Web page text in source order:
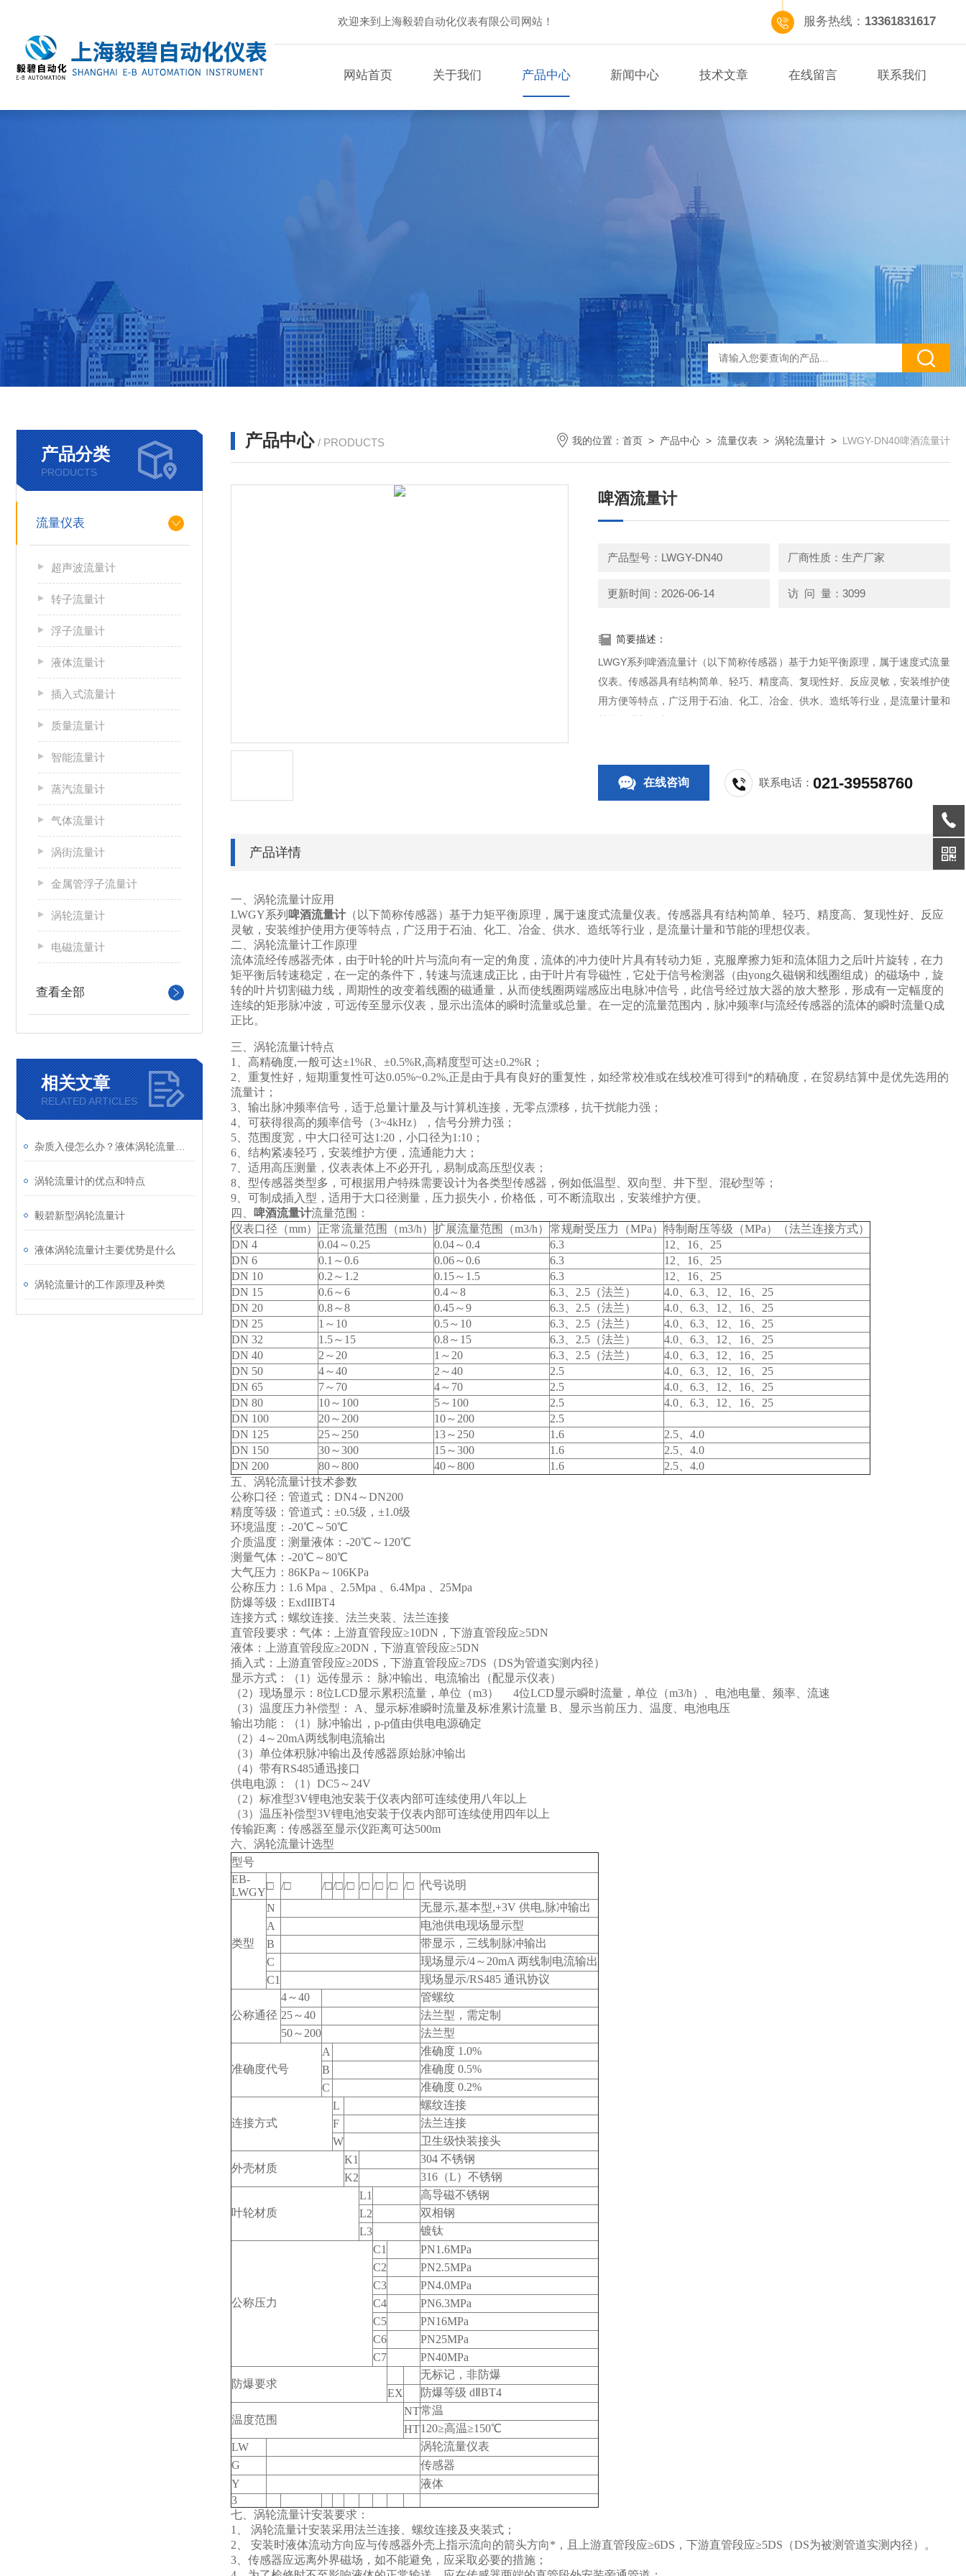
欢迎来到上海毅碧自动化仪表有限公司网站！ 服务热线： 13361831617
网站首页 关于我们 产品中心 新闻中心 技术文章 在线留言 联系我们
产品分类
PRODUCTS
流量仪表
超声波流量计
转子流量计
浮子流量计
液体流量计
插入式流量计
质量流量计
智能流量计
蒸汽流量计
气体流量计
涡街流量计
金属管浮子流量计
涡轮流量计
电磁流量计
查看全部
相关文章
RELATED ARTICLES
涡轮流量计的优点和特点
毅碧新型涡轮流量计
液体涡轮流量计主要优势是什么
涡轮流量计的工作原理及种类
产品中心 / PRODUCTS 我的位置： 首页 > 产品中心 > 流量仪表 > 涡轮流量计 > LWGY-DN40啤酒流量计
啤酒流量计
产品型号：LWGY-DN40 厂商性质：生产厂家
更新时间：2026-06-14 访 问 量：3099
简要描述：
LWGY系列啤酒流量计（以下简称传感器）基于力矩平衡原理，属于速度式流量
仪表。传感器具有结构简单、轻巧、精度高、复现性好、反应灵敏，安装维护使
用方便等特点，广泛用于石油、化工、冶金、供水、造纸等行业，是流量计量和
节能的理想仪表。
在线咨询 联系电话：021-39558760
产品详情
一、涡轮流量计应用
LWGY系列 啤酒流量计 （以下简称传感器）基于力矩平衡原理，属于速度式流量仪表。传感器具有结构简单、轻巧、精度高、复现性好、反应
灵敏，安装维护使用方便等特点，广泛用于石油、化工、冶金、供水、造纸等行业，是流量计量和节能的理想仪表。
二、涡轮流量计工作原理
流体流经传感器壳体，由于叶轮的叶片与流向有一定的角度，流体的冲力使叶片具有转动力矩，克服摩擦力矩和流体阻力之后叶片旋转，在力
矩平衡后转速稳定，在一定的条件下，转速与流速成正比，由于叶片有导磁性，它处于信号检测器（由yong久磁钢和线圈组成）的磁场中，旋
转的叶片切割磁力线，周期性的改变着线圈的磁通量，从而使线圈两端感应出电脉冲信号，此信号经过放大器的放大整形，形成有一定幅度的
连续的矩形脉冲波，可远传至显示仪表，显示出流体的瞬时流量或总量。在一定的流量范围内，脉冲频率f与流经传感器的流体的瞬时流量Q成
正比。
三、涡轮流量计特点
1
、高精确度,一般可达±1%R、±0.5%R,高精度型可达±0.2%R；
2 、重复性好，短期重复性可达0.05%~0.2%,正是由于具有良好的重复性，如经常校准或在线校准可得到*的精确度，在贸易结算中是优先选用的
流量计；
3 、输出脉冲频率信号，适于总量计量及与计算机连接，无零点漂移，抗干扰能力强；
4 、可获得很高的频率信号（3~4kHz），信号分辨力强；
5 、范围度宽，中大口径可达1:20，小口径为1:10；
6 、结构紧凑轻巧，安装维护方便，流通能力大；
7 、适用高压测量，仪表表体上不必开孔，易制成高压型仪表；
8 、型传感器类型多，可根据用户特殊需要设计为各类型传感器，例如低温型、双向型、井下型、混砂型等；
9 、可制成插入型，适用于大口径测量，压力损失小，价格低，可不断流取出，安装维护方便。
四、
啤酒流量计流量范围：
仪表口径（mm）
正常流量范围（m3/h） 扩展流量范围（m3/h） 常规耐受压力（MPa） 特制耐压等级（MPa）（法兰连接方式）
DN 4
0.04～0.25 0.04～0.4 6.3 12 、16、25
DN 6
0.1 ～0.6 0.06～0.6 6.3 12 、16、25
DN 10
0.2 ～1.2 0.15～1.5 6.3 12 、16、25
DN 15
0.6～6 0.4～8 6.3 、2.5（法兰） 4.0 、6.3、12、16、25
DN 20
0.8～8 0.45～9 6.3 、2.5（法兰） 4.0 、6.3、12、16、25
DN 25
1 ～10 0.5～10 6.3 、2.5（法兰） 4.0 、6.3、12、16、25
DN 32
1.5～15 0.8～15 6.3 、2.5（法兰） 4.0 、6.3、12、16、25
DN 40
2 ～20 1 ～20 6.3 、2.5（法兰） 4.0 、6.3、12、16、25
DN 50
4～40 2 ～40 2.5 4.0 、6.3、12、16、25
DN 65
7～70 4～70 2.5 4.0 、6.3、12、16、25
DN 80
10～100 5～100 2.5 4.0 、6.3、12、16、25
DN 100
20～200 10～200
2.5
DN 125
25～250 13～250 1.6 2.5 、4.0
DN 150
30～300 15～300 1.6 2.5 、4.0
DN 200
80～800 40～800 1.6 2.5 、4.0
五、涡轮流量计技术参数
公称口径：管道式：DN4～DN200
精度等级：管道式：±0.5级，±1.0级
环境温度：-20℃ ～50℃
介质温度：测量液体：-20℃ ～120℃
测量气体：-20℃ ～80℃
大气压力：86KPa～106KPa
公称压力：1.6 Mpa 、2.5Mpa 、6.4Mpa 、25Mpa
防爆等级：ExdIIBT4
连接方式：螺纹连接、法兰夹装、法兰连接
直管段要求：气体：上游直管段应≥10DN，下游直管段应≥5DN
液体：上游直管段应≥20DN，下游直管段应≥5DN
插入式：上游直管段应≥20DS，下游直管段应≥7DS（DS为管道实测内径）
显示方式：（1）远传显示： 脉冲输出、电流输出（配显示仪表）
（2）现场显示：8位LCD显示累积流量，单位（m3） 4位LCD显示瞬时流量，单位（m3/h）、电池电量、频率、流速
（3）温度压力补偿型： A、显示标准瞬时流量及标准累计流量 B、显示当前压力、温度、电池电压
输出功能：（1）脉冲输出，p-p值由供电电源确定
（2）4～20mA两线制电流输出
（3）单位体积脉冲输出及传感器原始脉冲输出
（4）带有RS485通迅接口
供电电源：（1）DC5～24V
（2）标准型3V锂电池安装于仪表内部可连续使用八年以上
（3）温压补偿型3V锂电池安装于仪表内部可连续使用四年以上
传输距离：传感器至显示仪距离可达500m
六、涡轮流量计选型
型号
EB-
LWGY
□ /□ /□/□/□ /□ /□ /□ /□ 代号说明
类型
N
无显示,基本型,+3V 供电,脉冲输出
A
电池供电现场显示型
B
带显示，三线制脉冲输出
C
现场显示/4～20mA 两线制电流输出
C1
现场显示/RS485 通讯协议
公称通径
4～40
管螺纹
25～40
法兰型，需定制
50～200 法兰型
准确度代号
A
准确度 1.0%
B
准确度 0.5%
C
准确度 0.2%
连接方式
L
螺纹连接
F
法兰连接
W
卫生级快装接头
外壳材质
K1 304 不锈钢
K2
316 （L）不锈钢
叶轮材质
L1
高导磁不锈钢
L2
双相钢
L3
镀钛
公称压力
C1
PN1.6MPa
C2
PN2.5MPa
C3
PN4.0MPa
C4
PN6.3MPa
C5
PN16MPa
C6
PN25MPa
C7
PN40MPa
防爆要求
无标记，非防爆
EX
防爆等级 d BT4
温度范围
NT常温
HT120≥高温≥150℃
LW
涡轮流量仪表
G
传感器
Y
液体
3
七、涡轮流量计安装要求：
1
、 涡轮流量计安装采用法兰连接、螺纹连接及夹装式；
2 、 安装时液体流动方向应与传感器外壳上指示流向的箭头方向*，且上游直管段应≥6DS，下游直管段应≥5DS（DS为被测管道实测内径）。
3 、传感器应远离外界磁场，如不能避免，应采取必要的措施；